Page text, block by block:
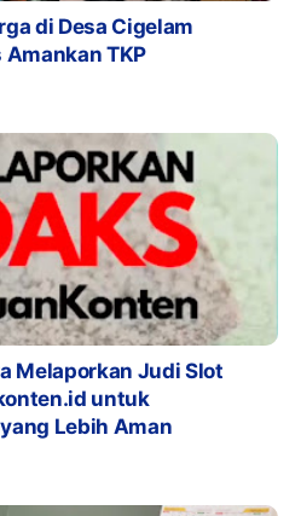
di Desa Cigelam
TKP
Melaporkan Judi Slot
untuk
Lebih Aman